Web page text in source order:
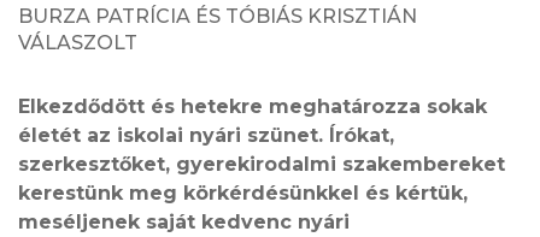
BURZA PATRÍCIA ÉS TÓBIÁS KRISZTIÁN
VÁLASZOLT
Elkezdődött és hetekre meghatározza sokak
életét az iskolai nyári szünet. Írókat,
szerkesztőket, gyerekirodalmi szakembereket
kerestünk meg körkérdésünkkel és kértük,
meséljenek saját kedvenc nyári